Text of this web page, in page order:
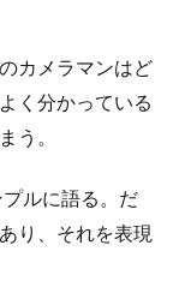
カメラマンはど
く分かっている
う。
ルに語る。だ
り、それを表現